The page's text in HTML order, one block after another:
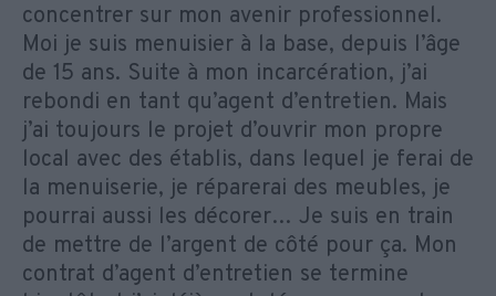
concentrer sur mon avenir professionnel.
Moi je suis menuisier à la base, depuis l’âge
de 15 ans. Suite à mon incarcération, j’ai
rebondi en tant qu’agent d’entretien. Mais
j’ai toujours le projet d’ouvrir mon propre
local avec des établis, dans lequel je ferai de
la menuiserie, je réparerai des meubles, je
pourrai aussi les décorer… Je suis en train
de mettre de l’argent de côté pour ça. Mon
contrat d’agent d’entretien se termine